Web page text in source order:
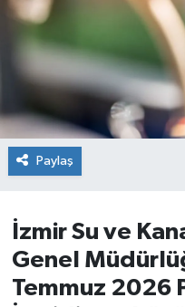
Paylaş
İzmir Su ve
Genel
Temmuz 2026
EKONOMİ
Erdek
Gömeç
Gönen
Havran